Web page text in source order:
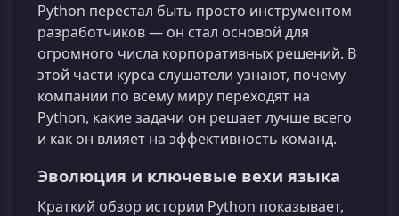
Python перестал быть просто инструментом
разработчиков — он стал основой для
огромного числа корпоративных решений. В
этой части курса слушатели узнают, почему
компании по всему миру переходят на
Python, какие задачи он решает лучше всего
и как он влияет на эффективность команд.
Эволюция и ключевые вехи языка
Краткий обзор истории Python показывает,